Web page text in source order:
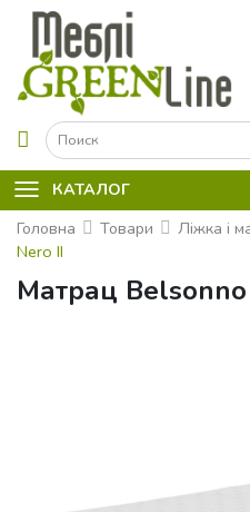
☰
КАТАЛОГ
Головна
Товари Ліжка і
Nero II
Матрац